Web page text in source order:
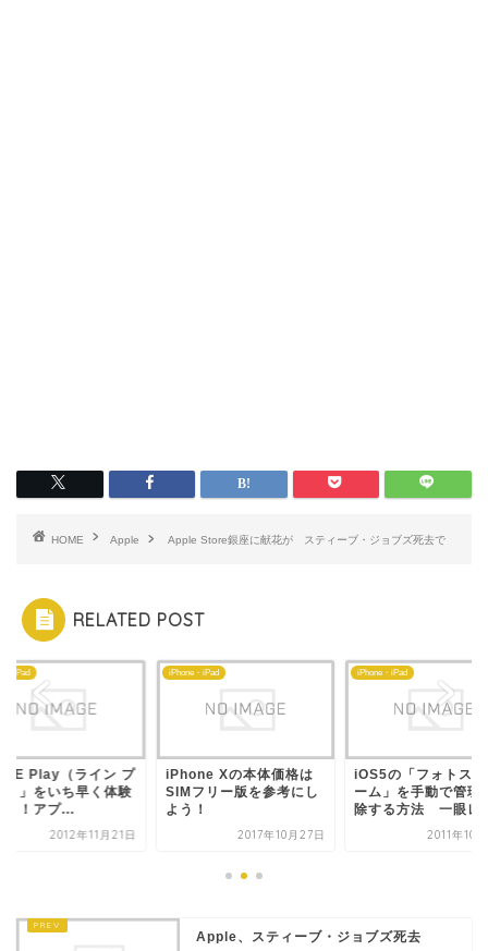
HOME Apple Apple Store銀座に献花が スティーブ・ジョブズ死去で
RELATED POST
・iPad
Play（ライン プ
）」をいち早く体験
う！アプ...
2012年11月21日
iPhone・iPad
iPhone Xの本体価格は
SIMフリー版を参考にし
よう！
2017年10月27日
iPhone・iPad
iOS5の「フォトス
ーム」を手動で管理
除する方法 一眼レ
2011年10
Apple、スティーブ・ジョブズ死去